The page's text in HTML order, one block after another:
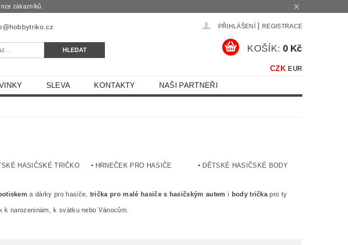
zákazníků.
PŘIHLÁŠENÍ REGISTRACE
CZK EUR
KOŠÍK: 0 Kč
SLEVA KONTAKTY NAŠI PARTNEŘI
HASIČSKÉ TRIČKO HRNEČEK PRO HASIČE DĚTSKÉ HASIČSKÉ BODY
a dárky pro hasiče, trička pro malé hasiče s hasičským autem i body trička pro ty
narozeninám, k svátku nebo Vánocům.